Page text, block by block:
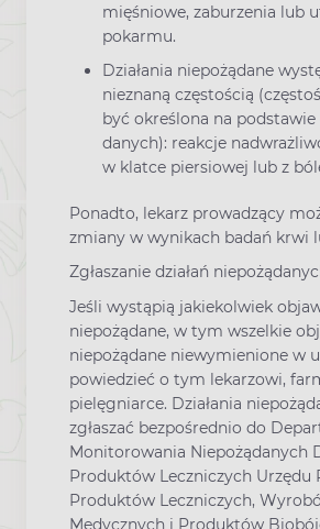
mięśniowe, zaburzenia lub
pokarmu.
Działania niepożądane
nieznaną częstością
być określona na
danych): reakcje
w klatce piersiowej lub z
Ponadto, lekarz prowadzący
zmiany w wynikach badań krwi
Zgłaszanie działań
Jeśli wystąpią jakiekolwiek
niepożądane, w tym wszelkie
niepożądane niewymienione w
powiedzieć o tym lekarzowi,
pielęgniarce. Działania
zgłaszać bezpośrednio do
Monitorowania Niepożądanych
Produktów Leczniczych Urzędu
Produktów Leczniczych,
Medycznych i Produktów